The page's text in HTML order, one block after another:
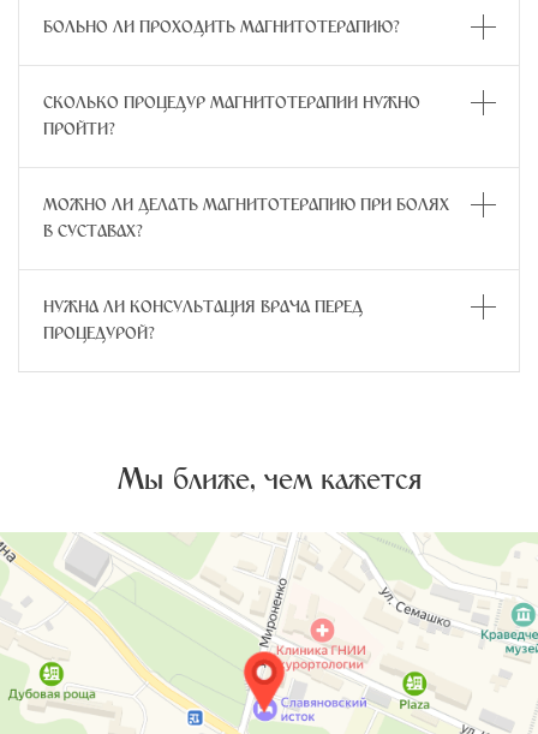
БОЛЬНО ЛИ ПРОХОДИТЬ МАГНИТОТЕРАПИЮ?
СКОЛЬКО ПРОЦЕДУР МАГНИТОТЕРАПИИ НУЖНО
ПРОЙТИ?
МОЖНО ЛИ ДЕЛАТЬ МАГНИТОТЕРАПИЮ ПРИ БОЛЯХ
В СУСТАВАХ?
НУЖНА ЛИ КОНСУЛЬТАЦИЯ ВРАЧА ПЕРЕД
ПРОЦЕДУРОЙ?
Мы ближе, чем кажется